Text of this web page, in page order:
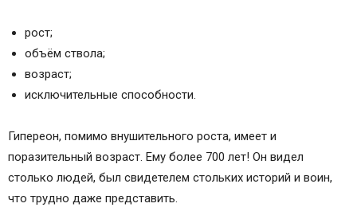
рост;
объём ствола;
возраст;
исключительные способности.
Гипереон, помимо внушительного роста, имеет и
поразительный возраст. Ему более 700 лет! Он видел
столько людей, был свидетелем стольких историй и воин,
что трудно даже представить.